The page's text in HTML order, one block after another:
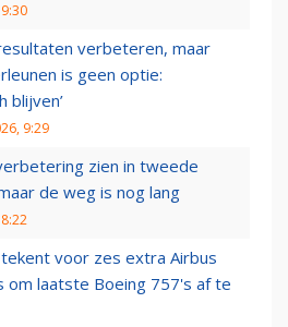
verbeteren, maar
is geen optie:
blijven’
9:29
zien in tweede
de weg is nog lang
voor zes extra Airbus
om laatste Boeing 757's af te